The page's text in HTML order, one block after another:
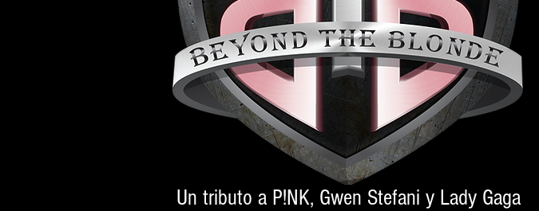
Un tributo a P!NK, Gwen Stefani y Lady Gaga